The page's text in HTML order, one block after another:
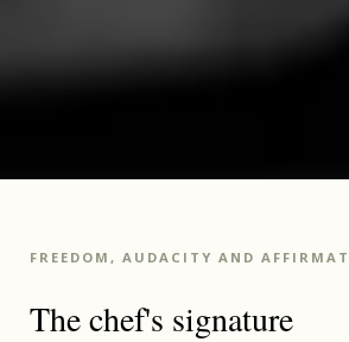
FREEDOM, AUDACITY AND
The chef's signature